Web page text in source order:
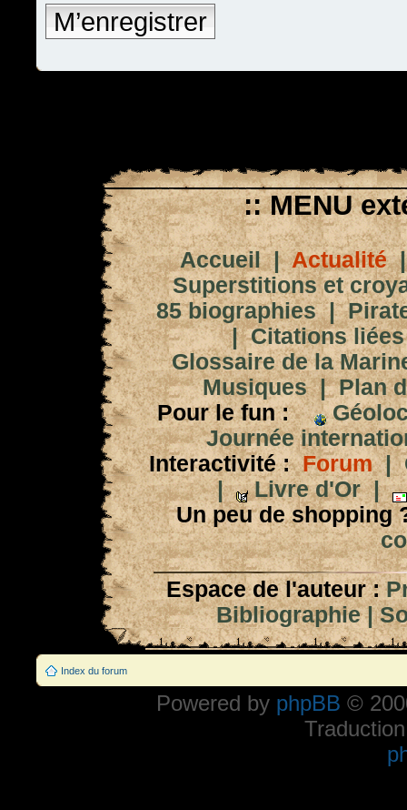
M’enregistrer
:: MENU
Accueil|Actualité
Superstitions et
85 biographies|
|Citations
Glossaire de la
Musiques|Plan
Pour le fun :
Journée
Interactivité : Forum|
|
Livre d'Or|
Un peu de shopping
Espace de l'auteur :
Bibliographie|
Index du forum
Powered by phpBB ©